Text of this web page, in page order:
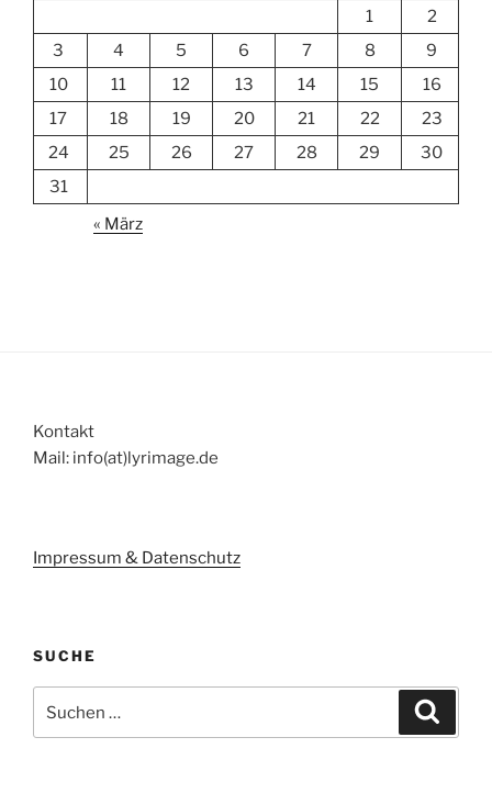
1
2
3
4 5 6 7 8
9
10
11 12 13 14 15
16
17
18 19 20 21 22
23
24
25 26 27 28 29
30
31
« März
Kontakt
Mail: info(at)lyrimage.de
Impressum & Datenschutz
SUCHE
nach: